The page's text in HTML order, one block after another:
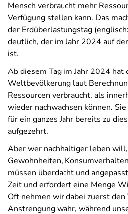
Mensch verbraucht mehr
Verfügung stellen kann. Das
der Erdüberlastungstag
deutlich, der im Jahr 2024 auf
ist.
Ab diesem Tag im Jahr 2024 hat
Weltbevölkerung laut
Ressourcen verbraucht, als
wieder nachwachsen können.
für ein ganzes Jahr bereits zu
aufgezehrt.
Aber wer nachhaltiger leben
Gewohnheiten,
müssen überdacht und
Zeit und erfordert eine Menge
Oft nehmen wir dabei zuerst den
Anstrengung wahr, während